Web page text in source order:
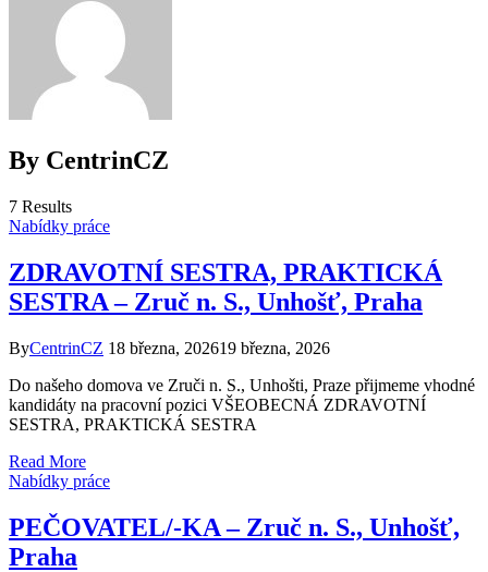
By CentrinCZ
7 Results
Nabídky práce
ZDRAVOTNÍ SESTRA, PRAKTICKÁ
SESTRA – Zruč n. S., Unhošť, Praha
ByCentrinCZ 18 března, 202619 března, 2026
Do našeho domova ve Zruči n. S., Unhošti, Praze přijmeme vhodné
kandidáty na pracovní pozici VŠEOBECNÁ ZDRAVOTNÍ
SESTRA, PRAKTICKÁ SESTRA
Read More
Nabídky práce
PEČOVATEL/-KA – Zruč n. S., Unhošť,
Praha